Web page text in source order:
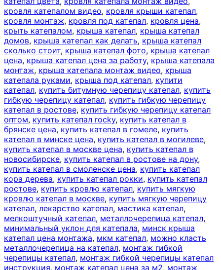
кровля катепалом видео, кровля крыши катепал,
кровля монтаж, кровля под катепал, кровля цена,
крыть катепалом, крыша катепал, крыша катепал
домов, крыша катепал как делать, крыша катепал
сколько стоит, крыша катепал фото, крыша катепал
цена, крыша катепал цена за работу, крыша катепала
монтаж, крыша катепала монтаж видео, крыша
катепала руками, крыша под катепал, купити
катепал, купить битумную черепицу катепал, купить
гибкую черепицу катепал, купить гибкую черепицу
катепал в ростове, купить гибкую черепицу катепал
оптом, купить катепал rocky, купить катепал в
брянске цена, купить катепал в гомеле, купить
катепал в минске цена, купить катепал в могилеве,
купить катепал в москве цена, купить катепал в
новосибирске, купить катепал в ростове на дону,
купить катепал в смоленске цена, купить катепал
кора дерева, купить катепал рокки, купить катепал
ростове, купить кровлю катепал, купить мягкую
кровлю катепал в москве, купить мягкую черепицу
катепал, лекарство катепал, мастика катепал,
мелкоштучный катепал, металлочерепица катепал,
минимальный уклон для катепала, минск крыша
катепал цена монтажа, мкм катепал, можно класть
металлочерепица на катепал, монтаж гибкой
черепицы катепал, монтаж гибкой черепицы катепал
инструкция, монтаж катепал цена за м2, монтаж